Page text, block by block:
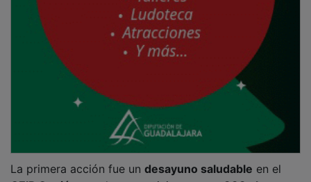
CEIP Ocejón, en el que participaron sus333 alumnos